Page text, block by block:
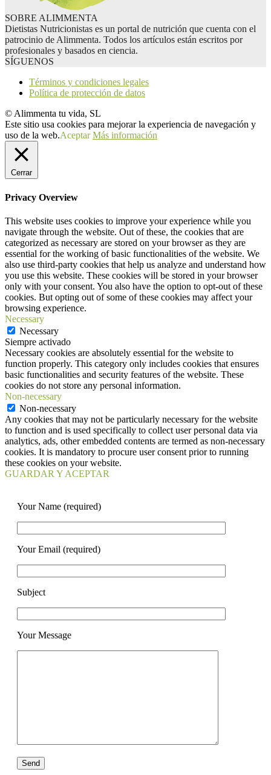
SOBRE ALIMMENTA
Dietistas Nutricionistas es un portal de nutrición que cuenta con el
patrocinio de Alimmenta. Todos los artículos están escritos por
profesionales y basados en ciencia.
SÍGUENOS
Términos y condiciones legales
Política de protección de datos
© Alimmenta tu vida, SL
Este sitio usa cookies para mejorar la experiencia de navegación y
uso de la web.Aceptar Más información
Cerrar
Privacy Overview
This website uses cookies to improve your experience while you
navigate through the website. Out of these, the cookies that are
categorized as necessary are stored on your browser as they are
essential for the working of basic functionalities of the website. We
also use third-party cookies that help us analyze and understand how
you use this website. These cookies will be stored in your browser
only with your consent. You also have the option to opt-out of these
cookies. But opting out of some of these cookies may affect your
browsing experience.
Necessary
Necessary
Siempre activado
Necessary cookies are absolutely essential for the website to
function properly. This category only includes cookies that ensures
basic functionalities and security features of the website. These
cookies do not store any personal information.
Non-necessary
Non-necessary
Any cookies that may not be particularly necessary for the website
to function and is used specifically to collect user personal data via
analytics, ads, other embedded contents are termed as non-necessary
cookies. It is mandatory to procure user consent prior to running
these cookies on your website.
GUARDAR Y ACEPTAR
Your Name (required)
Your Email (required)
Subject
Your Message